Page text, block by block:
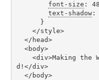
font-size :
text-shadow:
d!</div>